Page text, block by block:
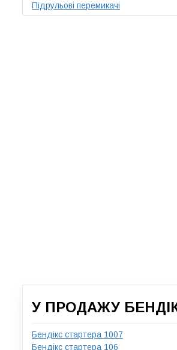
Підрульові перемикачі
У ПРОДАЖУ
Бендікс стартера 1007
Бендікс стартера 106